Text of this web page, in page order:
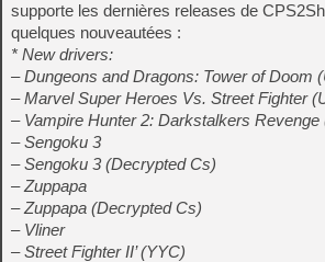
supporte les dernières releases de
quelques nouveautées :
* New drivers:
– Dungeons and Dragons: Tower of Doom
– Marvel Super Heroes Vs. Street Fighter
– Vampire Hunter 2: Darkstalkers Revenge
– Sengoku 3
– Sengoku 3 (Decrypted Cs)
– Zuppapa
– Zuppapa (Decrypted Cs)
– Vliner
– Street Fighter II’ (YYC)